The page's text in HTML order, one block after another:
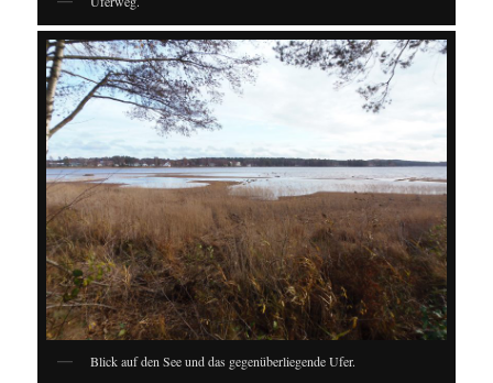
Blick auf den See und das gegenüberliegende Ufer.